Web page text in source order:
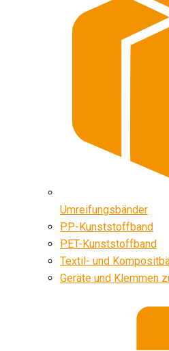
Umreifungsbänder
PP-Kunststoffband
PET-Kunststoffband
Textil- und
Geräte und Klemmen